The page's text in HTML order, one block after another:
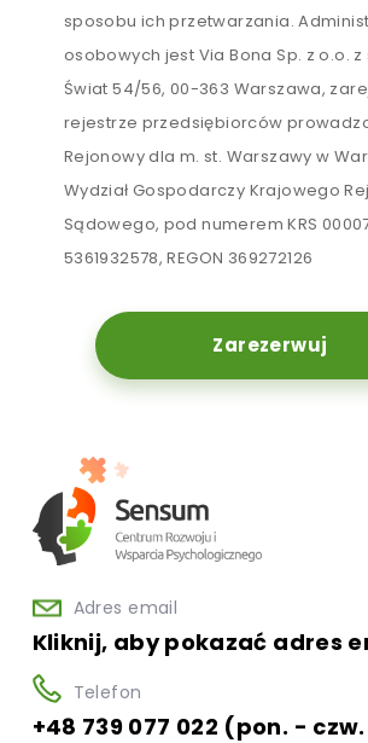
sposobu ich przetwarzania.
osobowych jest Via Bona Sp. z o.o.
Świat 54/56, 00-363 Warszawa,
rejestrze przedsiębiorców
Rejonowy dla m. st. Warszawy w
Wydział Gospodarczy Krajowego
Sądowego, pod numerem KRS
5361932578, REGON 369272126
Zarezerwuj
Adres email
Kliknij, aby pokazać adres
Telefon
+48 739 077 022 (pon. - czw.